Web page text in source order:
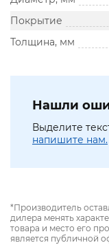
Покрытие
Толщина, мм
Нашли
Выделите
напишите нам.
*Производитель
дилера менять
товара и место его
является публичной